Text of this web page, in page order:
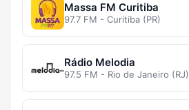
Massa FM Curitiba
97.7 FM - Curitiba (PR)
Rádio Melodia
97.5 FM - Rio de Janeiro (RJ)